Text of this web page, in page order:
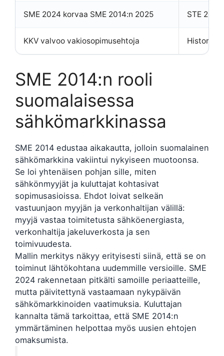
SME 2024 korvaa SME 2014:n 2025 STE
KKV valvoo vakiosopimusehtoja
SME 2014:n rooli
suomalaisessa
sähkömarkkinassa
SME 2014 edustaa aikakautta, jolloin suomalainen
sähkömarkkina vakiintui nykyiseen muotoonsa.
Se loi yhtenäisen pohjan sille, miten
sähkönmyyjät ja kuluttajat kohtasivat
sopimusasioissa. Ehdot loivat selkeän
vastuunjaon myyjän ja verkonhaltijan välillä:
myyjä vastaa toimitetusta sähköenergiasta,
verkonhaltija jakeluverkosta ja sen
toimivuudesta.
Mallin merkitys näkyy erityisesti siinä, että se on
toiminut lähtökohtana uudemmille versioille. SME
2024 rakennetaan pitkälti samoille periaatteille,
mutta päivitettynä vastaamaan nykypäivän
sähkömarkkinoiden vaatimuksia. Kuluttajan
kannalta tämä tarkoittaa, että SME 2014:n
ymmärtäminen helpottaa myös uusien ehtojen
omaksumista.